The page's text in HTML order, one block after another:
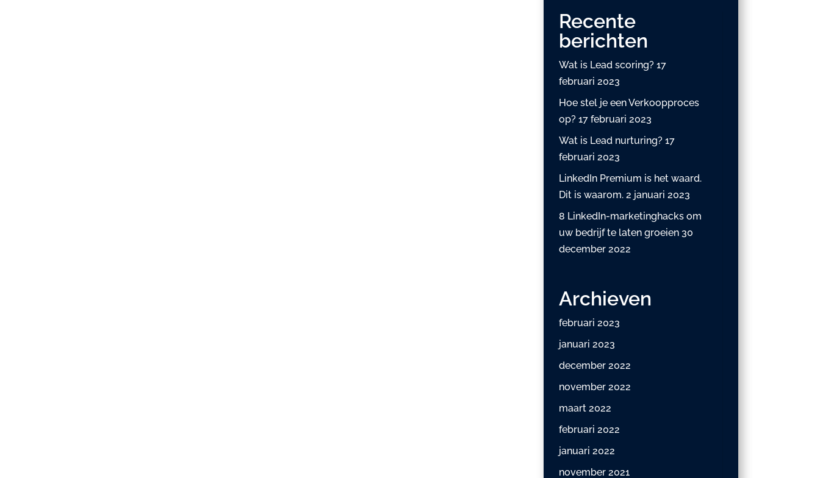
Recente
berichten
Wat is Lead scoring? 17
februari 2023
Hoe stel je een Verkoopproces
op? 17 februari 2023
Wat is Lead nurturing? 17
februari 2023
LinkedIn Premium is het waard.
Dit is waarom. 2 januari 2023
8 LinkedIn-marketinghacks om
uw bedrijf te laten groeien 30
december 2022
Archieven
februari 2023
januari 2023
december 2022
november 2022
maart 2022
februari 2022
januari 2022
november 2021